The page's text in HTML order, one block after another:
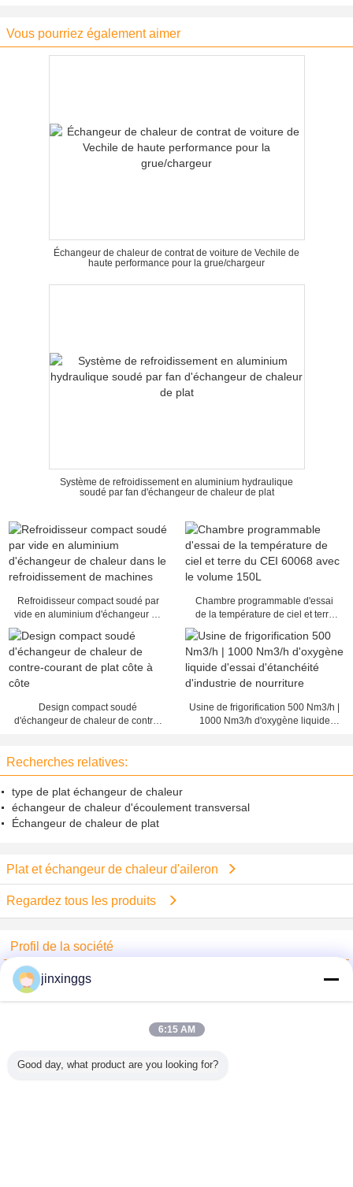
Vous pourriez également aimer
Échangeur de chaleur de contrat de voiture de Vechile de
haute performance pour la grue/chargeur
Système de refroidissement en aluminium hydraulique
soudé par fan d'échangeur de chaleur de plat
Refroidisseur compact soudé par
vide en aluminium d'échangeur de
chaleur dans le refroidissement de
machines
Chambre programmable d'essai
de la température de ciel et terre
du CEI 60068 avec le volume 150L
Design compact soudé
d'échangeur de chaleur de contre-
Usine de frigorification 500 Nm3/h |
1000 Nm3/h d'oxygène liquide
Recherches relatives:
type de plat échangeur de chaleur
échangeur de chaleur d'écoulement transversal
Échangeur de chaleur de plat
Plat et échangeur de chaleur d'aileron
Regardez tous les produits
Profil de la société
Shenzhen SAE Automotive Equipment Co.,Ltd
Fournisseurs vérifié
Verified Suplier
jinxinggs
6:15 AM
Good day, what product are you looking for?